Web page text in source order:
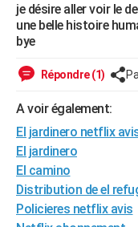
Mobiles
Meilleur smartphone
Internet
Ordinateurs
Jeux vidéo
Guide high-tech
+BRICOLAGE
WEEK-END
Art de vivre
Bien-être
Loisirs
Mode
Modes de vie
SANTE
Alimentation
Guide de la santé
Maladies
Médicaments
Sommeil
VOYAGE
Destinations
City break
Voyage nature
Voyage de noces
Forum
Climat
PHOTO
je désire aller voir le
une belle histoire
bye
Répondre (1)
A voir également:
El jardinero netflix
El jardinero
El camino
Distribution de el
Policieres netflix avis